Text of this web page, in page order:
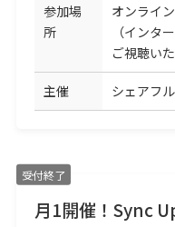
参加場
所
オンライ
（インタ
ご視聴い
主催 シェアフ
受付終了
月1開催！Sync